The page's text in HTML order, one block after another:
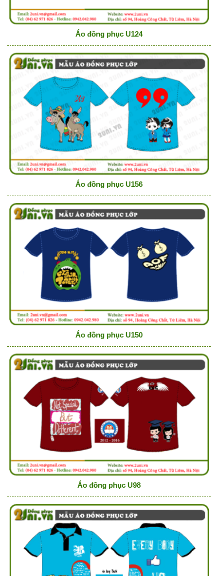
Áo đồng phục U124
Áo đồng phục U156
Áo đồng phục U150
Áo đồng phục U98